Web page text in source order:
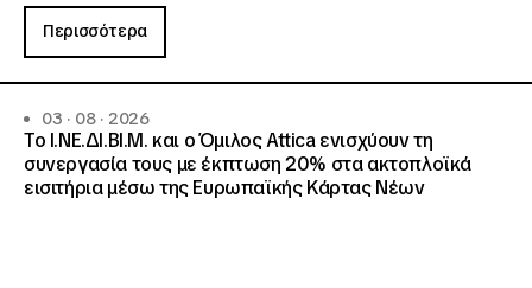
Περισσότερα
03 · 08 · 2026
Το Ι.ΝΕ.ΔΙ.ΒΙ.Μ. και o Όμιλος Attica ενισχύουν τη
συνεργασία τους με έκπτωση 20% στα ακτοπλοϊκά
εισιτήρια μέσω της Ευρωπαϊκής Κάρτας Νέων